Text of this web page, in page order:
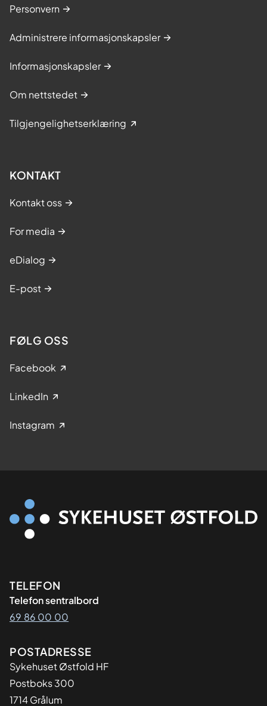
Personvern
Administrere informasjonskapsler
Informasjonskapsler
Om nettstedet
Tilgjengelighetserklæring
KONTAKT
Kontakt oss
For media
eDialog
E-post
FØLG OSS
Facebook
LinkedIn
Instagram
Kontaktinformasjon
TELEFON
Telefon sentralbord
69 86 00 00
Adresse
POSTADRESSE
Sykehuset Østfold HF
Postboks 300
1714 Grålum